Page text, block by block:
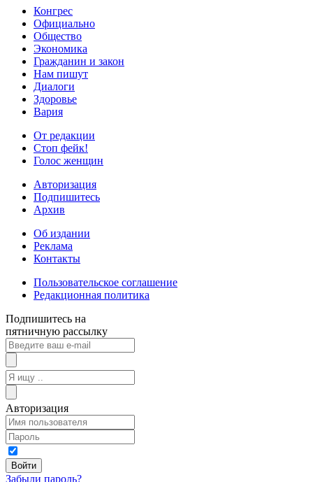
Конгрес
Официально
Общество
Экономика
Гражданин и закон
Нам пишут
Диалоги
Здоровье
Вария
От редакции
Стоп фейк!
Голос женщин
Авторизация
Подпишитесь
Архив
Об издании
Реклама
Контакты
Пользовательское соглашение
Редакционная политика
Подпишитесь на
пятничную рассылку
Авторизация
Забыли пароль?